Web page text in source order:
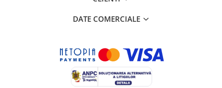
DATE COMERCIALE